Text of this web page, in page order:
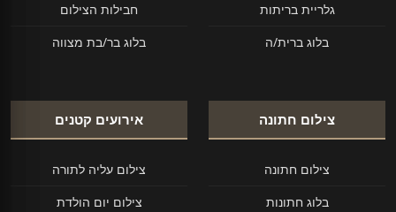
גלריית בריתות
בלוג ברית/ה
חבילות הצילום
בלוג בר/בת מצווה
צילום חתונה
צילום חתונה
בלוג חתונות
אירועים קטנים
צילום עליה לתורה
צילום יום הולדת